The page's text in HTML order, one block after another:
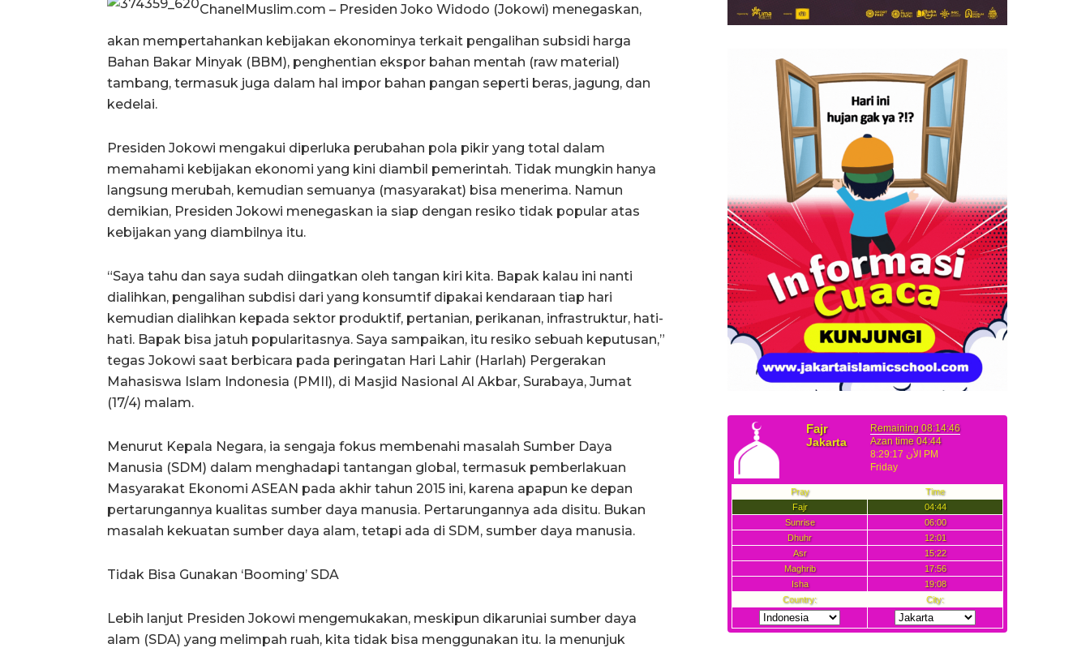
ChanelMuslim.com – Presiden Joko Widodo (Jokowi) menegaskan,
akan mempertahankan kebijakan ekonominya terkait pengalihan subsidi harga
Bahan Bakar Minyak (BBM), penghentian ekspor bahan mentah (raw material)
tambang, termasuk juga dalam hal impor bahan pangan seperti beras, jagung, dan
kedelai.
Presiden Jokowi mengakui diperluka perubahan pola pikir yang total dalam
memahami kebijakan ekonomi yang kini diambil pemerintah. Tidak mungkin hanya
langsung merubah, kemudian semuanya (masyarakat) bisa menerima. Namun
demikian, Presiden Jokowi menegaskan ia siap dengan resiko tidak popular atas
kebijakan yang diambilnya itu.
“Saya tahu dan saya sudah diingatkan oleh tangan kiri kita. Bapak kalau ini nanti
dialihkan, pengalihan subdisi dari yang konsumtif dipakai kendaraan tiap hari
kemudian dialihkan kepada sektor produktif, pertanian, perikanan, infrastruktur, hati-
hati. Bapak bisa jatuh popularitasnya. Saya sampaikan, itu resiko sebuah keputusan,”
tegas Jokowi saat berbicara pada peringatan Hari Lahir (Harlah) Pergerakan
Mahasiswa Islam Indonesia (PMII), di Masjid Nasional Al Akbar, Surabaya, Jumat
(17/4) malam.
Menurut Kepala Negara, ia sengaja fokus membenahi masalah Sumber Daya
Manusia (SDM) dalam menghadapi tantangan global, termasuk pemberlakuan
Masyarakat Ekonomi ASEAN pada akhir tahun 2015 ini, karena apapun ke depan
pertarungannya kualitas sumber daya manusia. Pertarungannya ada disitu. Bukan
masalah kekuatan sumber daya alam, tetapi ada di SDM, sumber daya manusia.
Tidak Bisa Gunakan ‘Booming’ SDA
Lebih lanjut Presiden Jokowi mengemukakan, meskipun dikaruniai sumber daya
alam (SDA) yang melimpah ruah, kita tidak bisa menggunakan itu. Ia menunjuk